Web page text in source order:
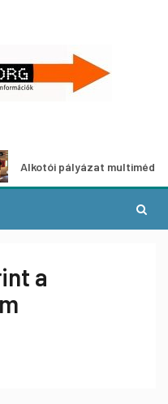
pályázat multimédia-
a